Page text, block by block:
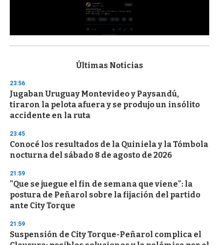
s
d
s
o
f
3
s
e
c
o
d
s
Últimas Noticias
23:56
Jugaban Uruguay Montevideo y Paysandú,
tiraron la pelota afuera y se produjo un insólito
accidente en la ruta
23:45
Conocé los resultados de la Quiniela y la Tómbola
nocturna del sábado 8 de agosto de 2026
21:59
"Que se juegue el fin de semana que viene": la
postura de Peñarol sobre la fijación del partido
ante City Torque
21:59
Suspensión de City Torque-Peñarol complica el